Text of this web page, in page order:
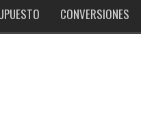
CONVERSIONES